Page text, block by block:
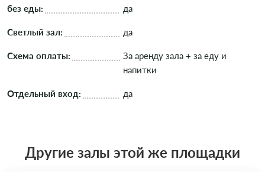
без еды:
да
Светлый зал: да
Схема оплаты:
За аренду зала + за еду и
напитки
Отдельный вход: да
Другие залы этой же площадки